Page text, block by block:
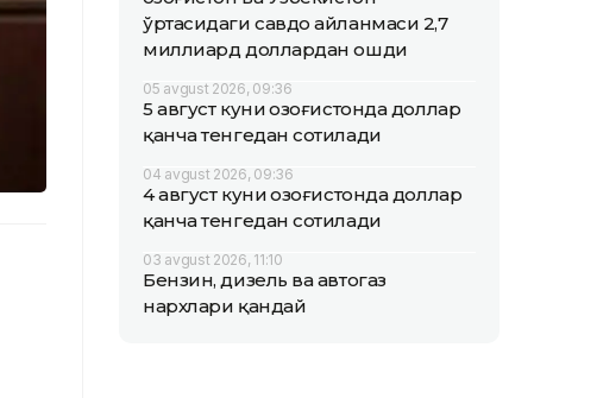
ўртасидаги савдо айланмаси 2,7
миллиард доллардан ошди
05 avgust 2026, 09:36
5 август куни Қозоғистонда доллар
қанча тенгедан сотилади
04 avgust 2026, 09:36
4 август куни Қозоғистонда доллар
қанча тенгедан сотилади
03 avgust 2026, 11:10
Бензин, дизель ва автогаз
нархлари қандай